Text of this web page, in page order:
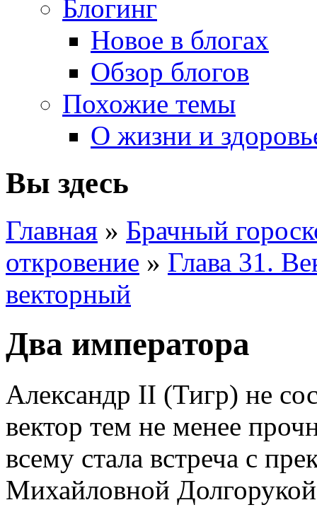
Блогинг
Новое в блогах
Обзор блогов
Похожие темы
О жизни и
Вы здесь
Главная » Брачный
откровение » Глава 31.
векторный
Два императора
Александр II (Тигр) не
вектор тем не менее
всему стала встреча с
Михайловной